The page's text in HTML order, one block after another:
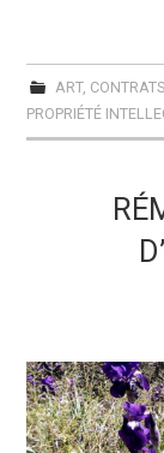
ART, CONTRATS
PROPRIÉTÉ